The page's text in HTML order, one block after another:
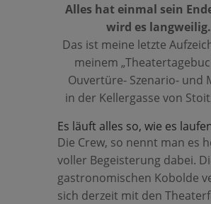
Alles hat einmal sein
wird es langweilig.
Das ist meine letzte
meinem
Ouvertüre- Szenario- und
in der Kellergasse von
Es läuft alles so, wie es
Die Crew, so nennt man es
voller Begeisterung dabei.
gastronomischen Kobolde
sich derzeit mit den